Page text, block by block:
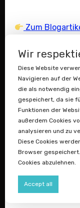
Zum
#Reise #Travel
#TripAdvisor
#Travelinean
Wir
Diese Website
Navigieren auf der
die als notwendig
gespeichert, da sie
Funktionen der
außerdem Cookies
analysieren und zu
Diese Cookies
Browser
Cookies abzulehnen.
Accept all